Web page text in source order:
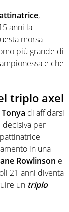
,
anni la
morsa
più grande di
e che
triplo axel
Tonya di affidarsi
decisiva per
in una
Rowlinson e
21 anni diventa
un triplo